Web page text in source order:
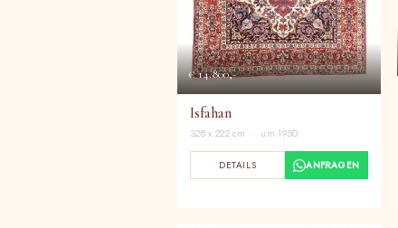
€ 14.800,-
Isfahan
328 x 222 cm · um 1950
DETAILS ANFRAGEN